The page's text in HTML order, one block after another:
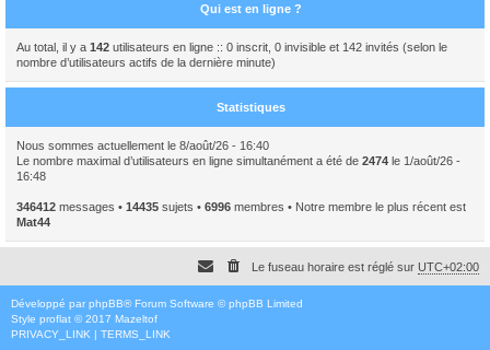
Qui est en ligne ?
Au total, il y a 142 utilisateurs en ligne :: 0 inscrit, 0 invisible et 142 invités (selon le
nombre d’utilisateurs actifs de la dernière minute)
Statistiques
Nous sommes actuellement le 8/août/26 - 16:40
Le nombre maximal d’utilisateurs en ligne simultanément a été de 2474 le 1/août/26 -
16:48
346412 messages • 14435 sujets • 6996 membres • Notre membre le plus récent est
Mat44
Le fuseau horaire est réglé sur UTC+02:00
Développé par phpBB® Forum Software © phpBB Limited
Style proflat © 2017 Mazeltof
PRIVACY_LINK | TERMS_LINK